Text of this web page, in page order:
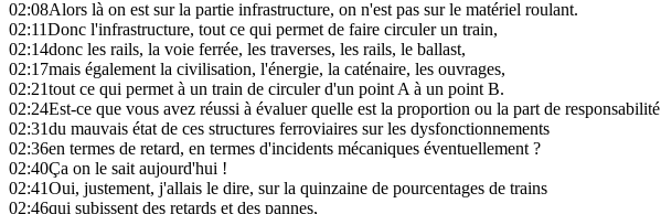
02:08Alors là on est sur la partie infrastructure, on n'est pas sur le matériel roulant.
02:11Donc l'infrastructure, tout ce qui permet de faire circuler un train,
02:14donc les rails, la voie ferrée, les traverses, les rails, le ballast,
02:17mais également la civilisation, l'énergie, la caténaire, les ouvrages,
02:21tout ce qui permet à un train de circuler d'un point A à un point B.
02:24Est-ce que vous avez réussi à évaluer quelle est la proportion ou la part de responsabilité
02:31du mauvais état de ces structures ferroviaires sur les dysfonctionnements
02:36en termes de retard, en termes d'incidents mécaniques éventuellement ?
02:40Ça on le sait aujourd'hui !
02:41Oui, justement, j'allais le dire, sur la quinzaine de pourcentages de trains
02:46qui subissent des retards et des pannes,